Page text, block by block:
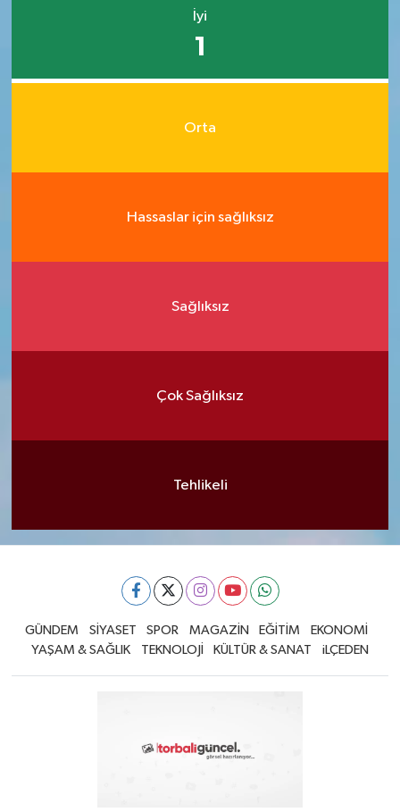
İyi
1
Orta
Hassaslar için sağlıksız
Sağlıksız
Çok Sağlıksız
Tehlikeli
GÜNDEM SİYASET SPOR MAGAZİN EĞİTİM
EKONOMİ
YAŞAM & SAĞLIK
TEKNOLOJİ KÜLTÜR & SANAT iLÇEDEN